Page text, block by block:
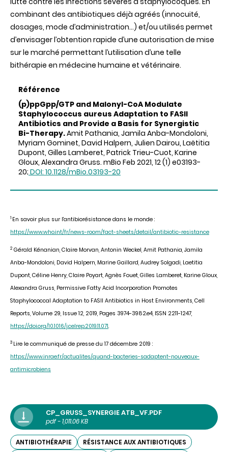
combinant des antibiotiques déjà agréés (innocuité,
dosages, mode d’administration…) et/ou utilisés permet
d’envisager l’obtention rapide d’une autorisation de mise
sur le marché permettant l’utilisation d’une telle
bithérapie en médecine humaine et vétérinaire.
Référence
(p)ppGpp/GTP and Malonyl-CoA Modulate
Staphylococcus aureus Adaptation to FASII
Antibiotics and Provide a Basis for Synergistic
Bi-Therapy.Amit Pathania, Jamila Anba-Mondoloni,
Myriam Gominet, David Halpern, Julien Dairou, Laëtitia
Dupont, Gilles Lamberet, Patrick Trieu-Cuot, Karine
Gloux, Alexandra Gruss. mBio Feb 2021, 12 (1) e03193-
20; DOI: 10.1128/mBio.03193-20
1 En savoir plus sur l'antibiorésistance dans le monde :
https://www.who.int/fr/news-room/fact-sheets/detail/antibiotic-resistance
2 Gérald Kénanian, Claire Morvan, Antonin Weckel, Amit Pathania, Jamila
Anba-Mondoloni, David Halpern, Marine Gaillard, Audrey Solgadi, Laetitia
Dupont, Céline Henry, Claire Poyart, Agnès Fouet, Gilles Lamberet, Karine Gloux,
Alexandra Gruss, Permissive Fatty Acid Incorporation Promotes
Staphylococcal Adaptation to FASII Antibiotics in Host Environments, Cell
Reports, Volume 29, Issue 12, 2019, Pages 3974-3982.e4, ISSN 2211-1247,
https://doi.org/10.1016/j.celrep.2019.11.071.
3 Lire le communiqué de presse du 17 décembre 2019 :
https://www.inrae.fr/actualites/quand-bacteries-sadaptent-nouveaux-
antimicrobiens
CP_GRUSS_SYNERGIE ATB_VF.PDF
pdf - 1,011.06 KB
ANTIBIOTHÉRAPIE
RÉSISTANCE AUX ANTIBIOTIQUES